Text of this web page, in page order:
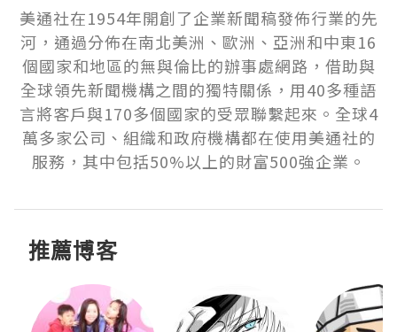
美通社在1954年開創了企業新聞稿發佈行業的先
河，通過分佈在南北美洲、歐洲、亞洲和中東16
個國家和地區的無與倫比的辦事處網路，借助與
全球領先新聞機構之間的獨特關係，用40多種語
言將客戶與170多個國家的受眾聯繫起來。全球4
萬多家公司、組織和政府機構都在使用美通社的
服務，其中包括50%以上的財富500強企業。
推薦博客